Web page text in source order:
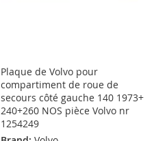
Plaque de Volvo pour
compartiment de roue de
secours côté gauche 140 1973+
240+260 NOS pièce Volvo nr
1254249